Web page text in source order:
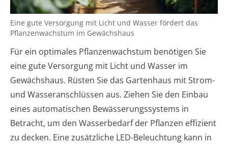
Eine gute Versorgung mit Licht und Wasser fördert das
Pflanzenwachstum im Gewächshaus
Für ein optimales Pflanzenwachstum benötigen Sie
eine gute Versorgung mit Licht und Wasser im
Gewächshaus. Rüsten Sie das Gartenhaus mit Strom-
und Wasseranschlüssen aus. Ziehen Sie den Einbau
eines automatischen Bewässerungssystems in
Betracht, um den Wasserbedarf der Pflanzen effizient
zu decken. Eine zusätzliche LED-Beleuchtung kann in